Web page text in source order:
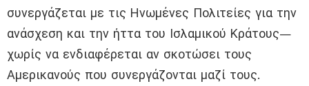
συνεργάζεται με τις Ηνωμένες Πολιτείες για την
ανάσχεση και την ήττα του Ισλαμικού Κράτους—
χωρίς να ενδιαφέρεται αν σκοτώσει τους
Αμερικανούς που συνεργάζονται μαζί τους.